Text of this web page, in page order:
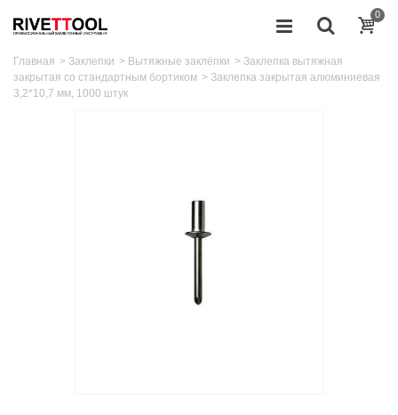
0
Главная > Заклепки > Вытяжные заклёпки > Заклепка вытяжная
закрытая со стандартным бортиком > Заклепка закрытая алюминиевая
3,2*10,7 мм, 1000 штук